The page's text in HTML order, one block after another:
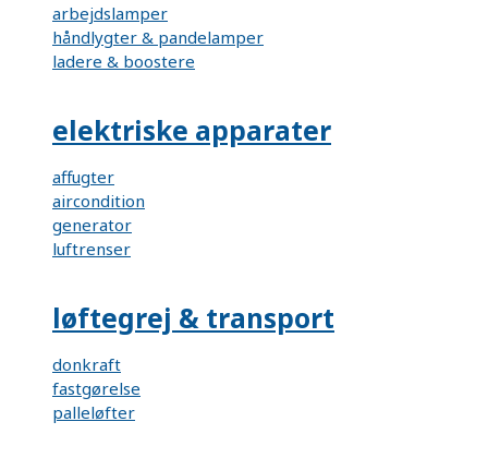
arbejdslamper
håndlygter & pandelamper
ladere & boostere
elektriske apparater
affugter
aircondition
generator
luftrenser
løftegrej & transport
donkraft
fastgørelse
palleløfter